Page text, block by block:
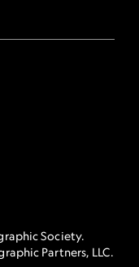
Society.
Partners, LLC.